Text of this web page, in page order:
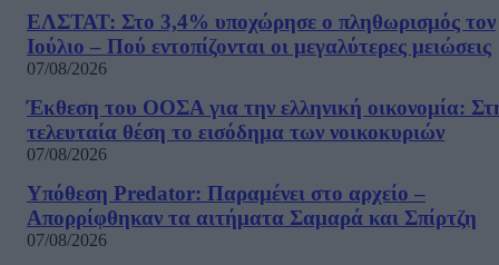
ΕΛΣΤΑΤ: Στο 3,4% υποχώρησε ο πληθωρισμός τον
Ιούλιο – Πού εντοπίζονται οι μεγαλύτερες μειώσεις
07/08/2026
Έκθεση του ΟΟΣΑ για την ελληνική οικονομία:
τελευταία θέση το εισόδημα των νοικοκυριών
07/08/2026
Υπόθεση Predator: Παραμένει στο αρχείο –
Απορρίφθηκαν τα αιτήματα Σαμαρά και Σπίρτζη
07/08/2026